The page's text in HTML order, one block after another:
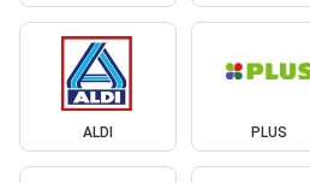
ALDI PLUS